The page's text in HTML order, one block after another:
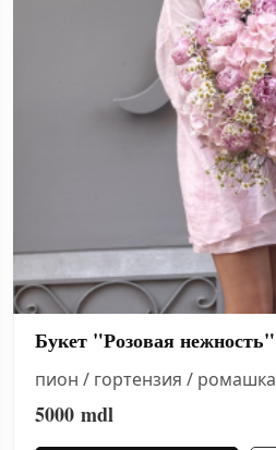
Букет "Розовая нежность"
пион / гортензия / ромашка
5000 mdl